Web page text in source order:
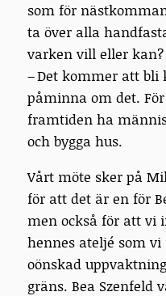
som för
ta över alla
varken vill eller kan?
– Det kommer att bli
påminna om det.
framtiden ha
och bygga hus.
Vårt möte sker på
för att det är en för
men också för att
hennes ateljé som
oönskad
gräns. Bea Szenfeld